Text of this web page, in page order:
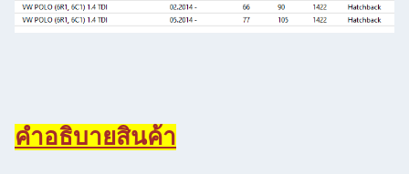
คําอธิบายสินค้า